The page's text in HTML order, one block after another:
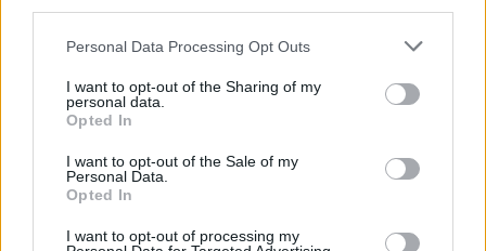
Please note that this website/app uses one or more Google
not limited to your visit or usage behaviour. You may click to
grant or deny consent to Google and its third-party tags to
use your data for below specified purposes in below Google
consent section.
Personal Data Processing Opt Outs
I want to opt-out of the Sharing of my
personal data.
Opted In
I want to opt-out of the Sale of my
Personal Data.
Opted In
I want to opt-out of processing my